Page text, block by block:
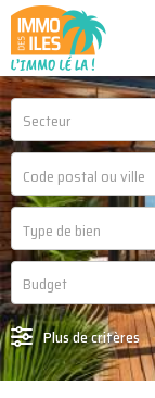
Secteur
Plus de critères